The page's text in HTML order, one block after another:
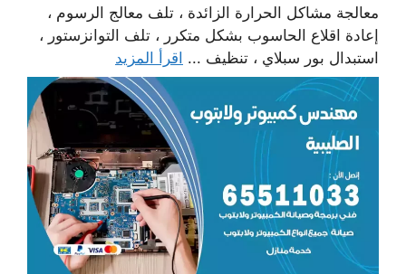
معالجة مشاكل الحرارة الزائدة ، تلف معالج الرسوم ،
إعادة اقلاع الحاسوب بشكل متكرر ، تلف التوانزستور ،
استبدال بور سبلاي ، تنظيف ... اقرأ المزيد